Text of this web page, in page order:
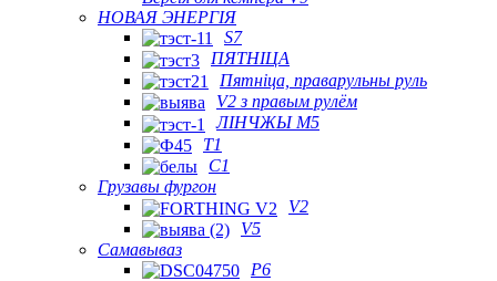
НОВАЯ ЭНЕРГІЯ
S7
ПЯТНІЦА
Пятніца, праварульны руль
V2 з правым рулём
ЛІНЧЖЫ М5
T1
C1
Грузавы фургон
V2
V5
Самавываз
P6